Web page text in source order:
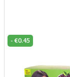
aantal
- €0.45